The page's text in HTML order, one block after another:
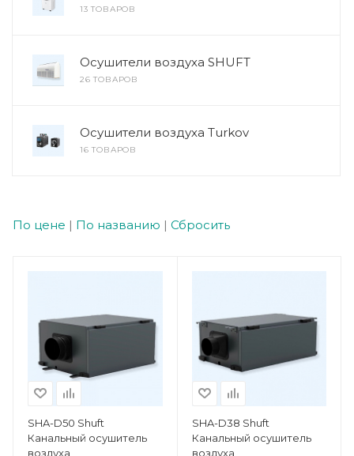
13 ТОВАРОВ
Осушители воздуха SHUFT
26 ТОВАРОВ
Осушители воздуха Turkov
16 ТОВАРОВ
По цене | По названию | Сбросить
SHA-D50 Shuft
Канальный осушитель
воздуха
SHA-D38 Shuft
Канальный осушитель
воздуха